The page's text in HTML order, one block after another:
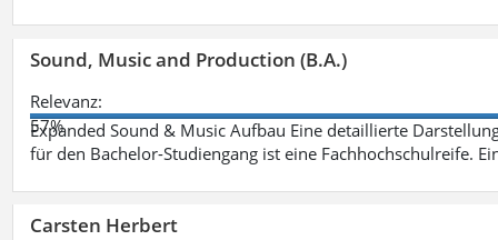
Sound, Music and Production (B.A.)
Relevanz:
57%
Expanded Sound & Music Aufbau Eine detaillierte
für den Bachelor-Studiengang ist eine Fachhochschulreife.
Carsten Herbert